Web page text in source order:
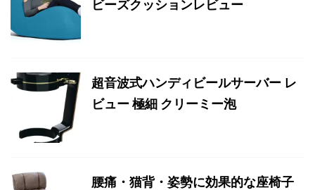
ビーズクッションレビュー
超音波式ハンディビールサーバー レ
ビュー 極細 クリーミー泡
腰痛・猫背・姿勢に効果的な座椅子